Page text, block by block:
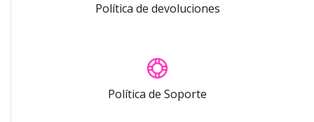
Política de devoluciones
Política de Soporte